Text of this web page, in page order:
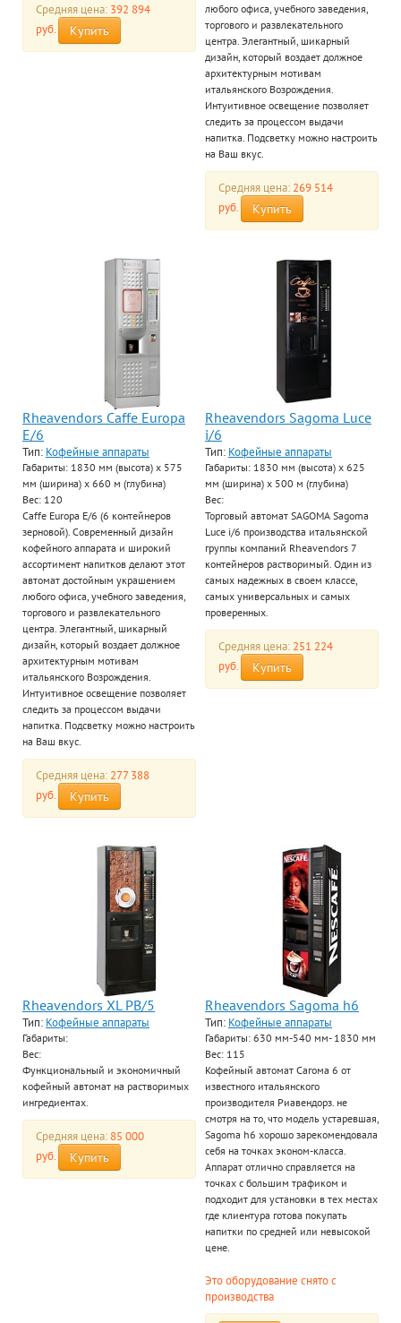
Средняя цена: 392 894
руб.
Купить
любого офиса, учебного заведения,
торгового и развлекательного
центра. Элегантный, шикарный
дизайн, который воздает должное
архитектурным мотивам
итальянского Возрождения.
Интуитивное освещение позволяет
следить за процессом выдачи
напитка. Подсветку можно настроить
на Ваш вкус.
Средняя цена: 269 514
руб.
Купить
Rheavendors Caffe Europa
E/6
Тип: Кофейные аппараты
Габариты: 1830 мм (высота) х 575
мм (ширина) х 660 м (глубина)
Вес: 120
Caffe Europa E/6 (6 контейнеров
зерновой). Современный дизайн
кофейного аппарата и широкий
ассортимент напитков делают этот
автомат достойным украшением
любого офиса, учебного заведения,
торгового и развлекательного
центра. Элегантный, шикарный
дизайн, который воздает должное
архитектурным мотивам
итальянского Возрождения.
Интуитивное освещение позволяет
следить за процессом выдачи
напитка. Подсветку можно настроить
на Ваш вкус.
Средняя цена: 277 388
руб.
Купить
Rheavendors Sagoma Luce
i/6
Тип: Кофейные аппараты
Габариты: 1830 мм (высота) х 625
мм (ширина) х 500 м (глубина)
Вес:
Торговый автомат SAGOMA Sagoma
Luce i/6 производства итальянской
группы компаний Rheavendors 7
контейнеров растворимый. Один из
самых надежных в своем классе,
самых универсальных и самых
проверенных.
Средняя цена: 251 224
руб.
Купить
Rheavendors XL PB/5
Тип: Кофейные аппараты
Габариты:
Вес:
Функциональный и экономичный
кофейный автомат на растворимых
ингредиентах.
Средняя цена: 85 000
руб.
Купить
Rheavendors Sagoma h6
Тип: Кофейные аппараты
Габариты: 630 мм-540 мм- 1830 мм
Вес: 115
Кофейный автомат Сагома 6 от
известного итальянского
производителя Риавендорз. не
смотря на то, что модель устаревшая,
Sagoma h6 хорошо зарекомендовала
себя на точках эконом-класса.
Аппарат отлично справляется на
точках с большим трафиком и
подходит для установки в тех местах
где клиентура готова покупать
напитки по средней или невысокой
цене.
Это оборудование снято с
производства